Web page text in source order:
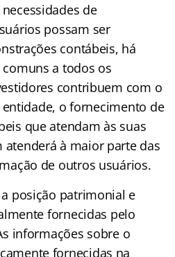
de
possam ser
contábeis, há
a todos os
contribuem com o
o fornecimento de
que atendam às suas
atenderá à maior parte das
de outros usuários.
posição patrimonial e
fornecidas pelo
informações sobre o
fornecidas na